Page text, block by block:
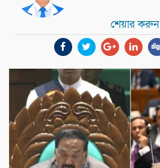
শেয়ার করুন